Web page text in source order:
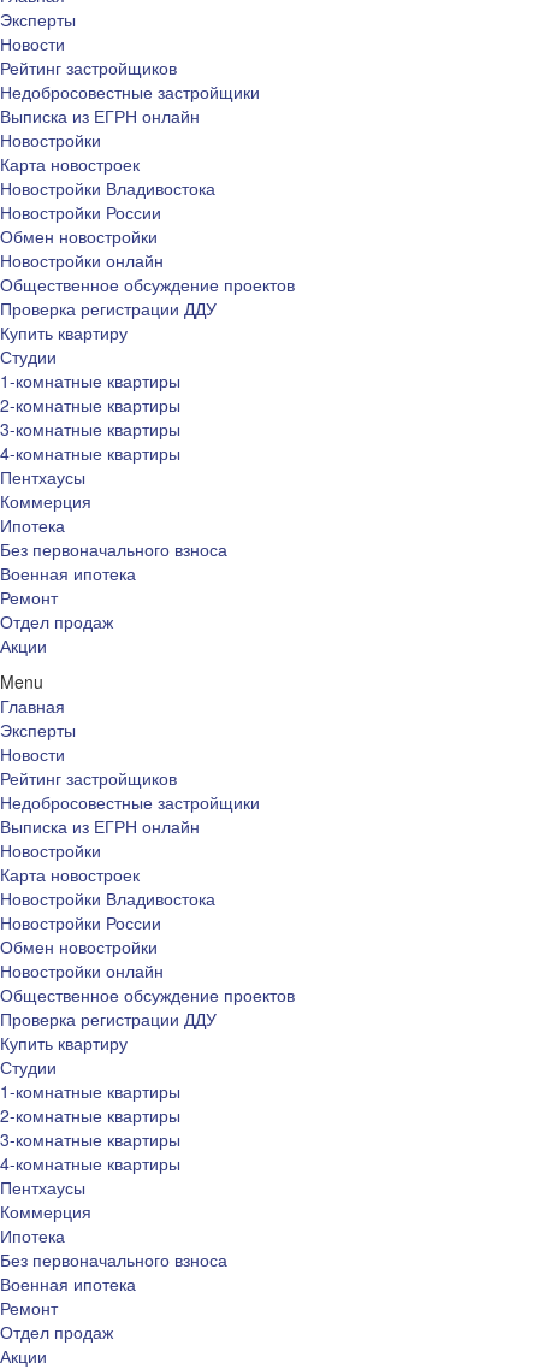
Эксперты
Новости
Рейтинг застройщиков
Недобросовестные застройщики
Выписка из ЕГРН онлайн
Новостройки
Карта новостроек
Новостройки Владивостока
Новостройки России
Обмен новостройки
Новостройки онлайн
Общественное обсуждение проектов
Проверка регистрации ДДУ
Купить квартиру
Студии
1-комнатные квартиры
2-комнатные квартиры
3-комнатные квартиры
4-комнатные квартиры
Пентхаусы
Коммерция
Ипотека
Без первоначального взноса
Военная ипотека
Ремонт
Отдел продаж
Акции
Menu
Главная
Эксперты
Новости
Рейтинг застройщиков
Недобросовестные застройщики
Выписка из ЕГРН онлайн
Новостройки
Карта новостроек
Новостройки Владивостока
Новостройки России
Обмен новостройки
Новостройки онлайн
Общественное обсуждение проектов
Проверка регистрации ДДУ
Купить квартиру
Студии
1-комнатные квартиры
2-комнатные квартиры
3-комнатные квартиры
4-комнатные квартиры
Пентхаусы
Коммерция
Ипотека
Без первоначального взноса
Военная ипотека
Ремонт
Отдел продаж
Акции